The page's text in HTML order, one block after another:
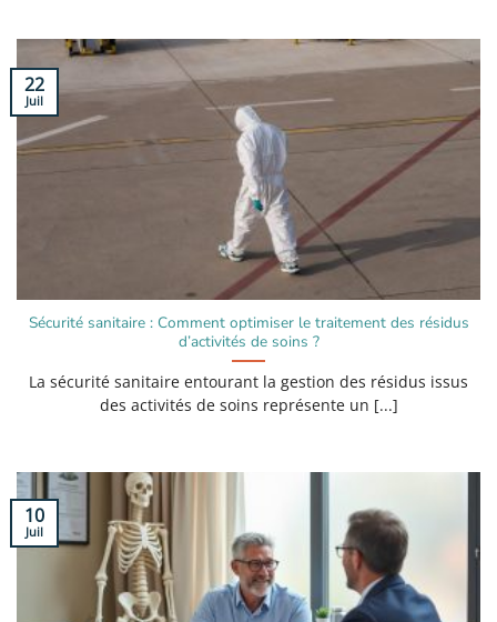
Sécurité sanitaire : Comment optimiser le traitement des résidus
d’activités de soins ?
La sécurité sanitaire entourant la gestion des résidus issus
des activités de soins représente un [...]
22
Juil
10
Juil